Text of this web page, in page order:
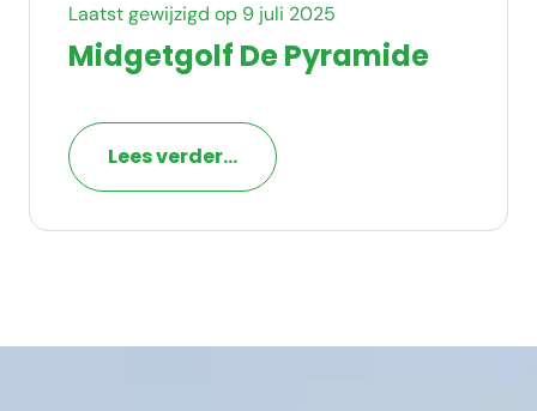
Midgetgolf De Pyramide
Laatst gewijzigd op 9 juli 2025
Lees verder...